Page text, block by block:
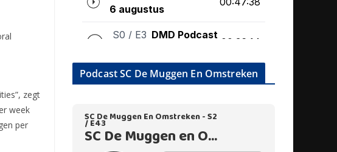
zegt
week
per
Podcast SC De Muggen En Omstreken